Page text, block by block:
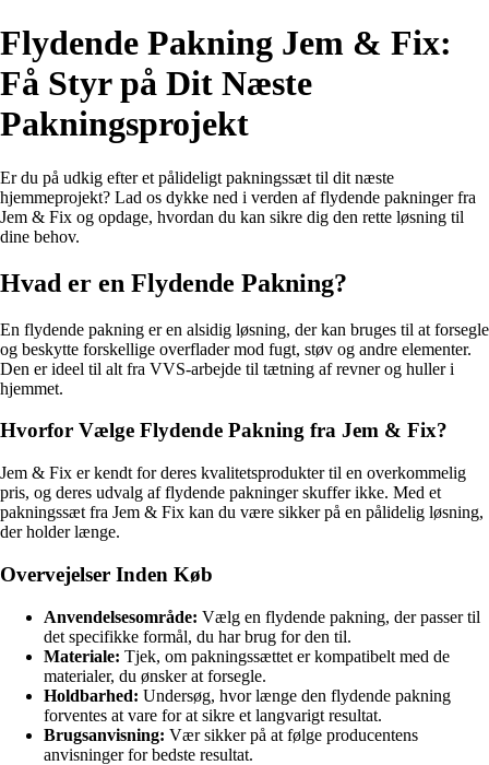
Flydende Pakning Jem & Fix:
Få Styr på Dit Næste
Pakningsprojekt
Er du på udkig efter et pålideligt pakningssæt til dit næste
hjemmeprojekt? Lad os dykke ned i verden af flydende pakninger fra
Jem & Fix og opdage, hvordan du kan sikre dig den rette løsning til
dine behov.
Hvad er en Flydende Pakning?
En flydende pakning er en alsidig løsning, der kan bruges til at forsegle
og beskytte forskellige overflader mod fugt, støv og andre elementer.
Den er ideel til alt fra VVS-arbejde til tætning af revner og huller i
hjemmet.
Hvorfor Vælge Flydende Pakning fra Jem & Fix?
Jem & Fix er kendt for deres kvalitetsprodukter til en overkommelig
pris, og deres udvalg af flydende pakninger skuffer ikke. Med et
pakningssæt fra Jem & Fix kan du være sikker på en pålidelig løsning,
der holder længe.
Overvejelser Inden Køb
Anvendelsesområde: Vælg en flydende pakning, der passer til
det specifikke formål, du har brug for den til.
Materiale: Tjek, om pakningssættet er kompatibelt med de
materialer, du ønsker at forsegle.
Holdbarhed: Undersøg, hvor længe den flydende pakning
forventes at vare for at sikre et langvarigt resultat.
Brugsanvisning: Vær sikker på at følge producentens
anvisninger for bedste resultat.